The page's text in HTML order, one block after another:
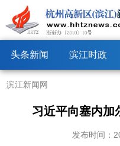
头条新闻 滨江时政
滨江新闻网
习近平向塞内加
发布时间：